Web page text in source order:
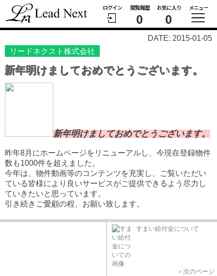
ログイン 閲覧履歴
0
お気に入り
0
メニュー
DATE: 2015-01-05
リードネクスト株式会社
新年明けましておめでとうございます。
新年明けましておめでとうございます。
昨年8月にホームページをリニューアルし、今現在登録物件
数も1000件を超えました。
今年は、物件動画等のコンテンツを充実し、ご覧いただい
ている皆様により良いサービスがご提供できるよう尽力し
ていきたいと思っています。
引き続きご愛顧の程、お願い致します。
すまい給付金について
＞次のページ